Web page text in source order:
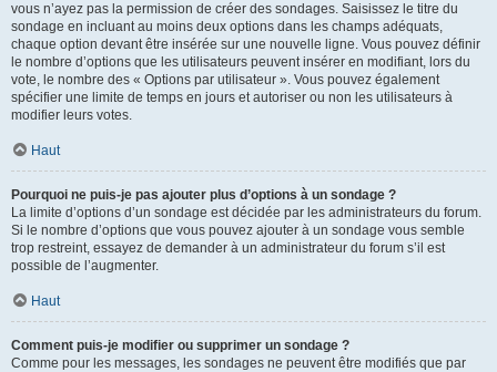
vous n’ayez pas la permission de créer des sondages. Saisissez le titre du
sondage en incluant au moins deux options dans les champs adéquats,
chaque option devant être insérée sur une nouvelle ligne. Vous pouvez définir
le nombre d’options que les utilisateurs peuvent insérer en modifiant, lors du
vote, le nombre des « Options par utilisateur ». Vous pouvez également
spécifier une limite de temps en jours et autoriser ou non les utilisateurs à
modifier leurs votes.
Haut
Pourquoi ne puis-je pas ajouter plus d’options à un sondage ?
La limite d’options d’un sondage est décidée par les administrateurs du forum.
Si le nombre d’options que vous pouvez ajouter à un sondage vous semble
trop restreint, essayez de demander à un administrateur du forum s’il est
possible de l’augmenter.
Haut
Comment puis-je modifier ou supprimer un sondage ?
Comme pour les messages, les sondages ne peuvent être modifiés que par